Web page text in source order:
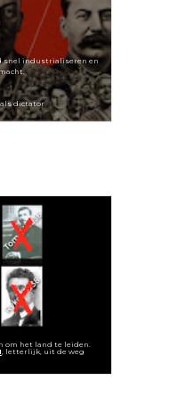
snel industrialiseren en
dictator
om het land te leiden.
, letterlijk, uit de weg